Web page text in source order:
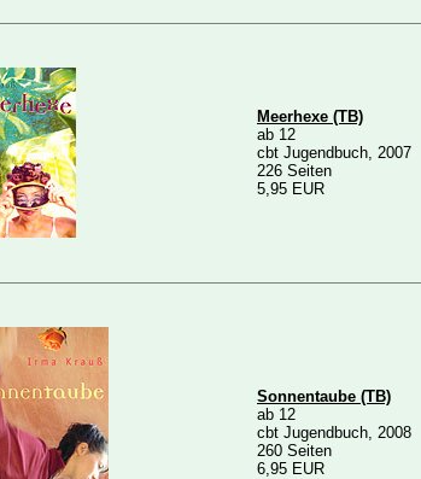
Meerhexe (TB)
ab 12
cbt Jugendbuch, 2007
226 Seiten
5,95 EUR
Sonnentaube (TB)
ab 12
cbt Jugendbuch, 2008
260 Seiten
6,95 EUR